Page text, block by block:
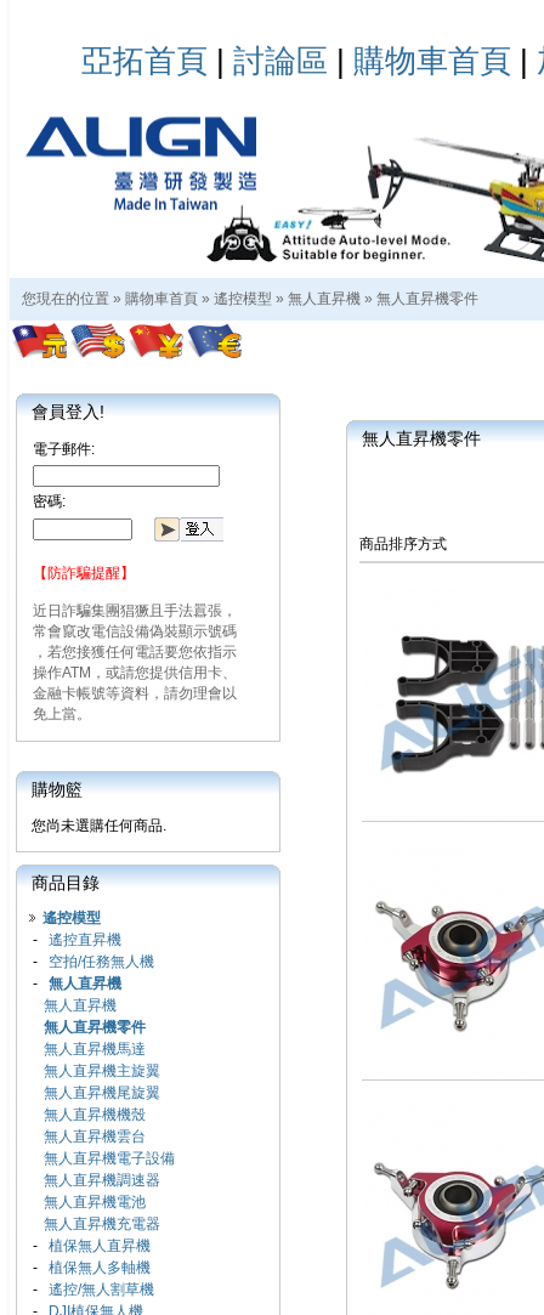
亞拓首頁 | 討論區 | 購物車首頁 |
您現在的位置 » 購物車首頁 » 遙控模型 » 無人直昇機 » 無人直昇機零件
會員登入!
電子郵件:
密碼:
【防詐騙提醒】
近日詐騙集團猖獗且手法囂張，
常會竄改電信設備偽裝顯示號碼
，若您接獲任何電話要您依指示
操作ATM，或請您提供信用卡、
金融卡帳號等資料，請勿理會以
免上當。
購物籃
您尚未選購任何商品.
商品目錄
遙控模型
- 遙控直昇機
- 空拍/任務無人機
- 無人直昇機
無人直昇機
無人直昇機零件
無人直昇機馬達
無人直昇機主旋翼
無人直昇機尾旋翼
無人直昇機機殼
無人直昇機雲台
無人直昇機電子設備
無人直昇機調速器
無人直昇機電池
無人直昇機充電器
- 植保無人直昇機
- 植保無人多軸機
- 遙控/無人割草機
-
DJI植保無人機
無人直昇機零件
商品排序方式